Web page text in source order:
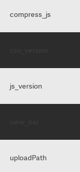
compress_js
js_version
uploadPath